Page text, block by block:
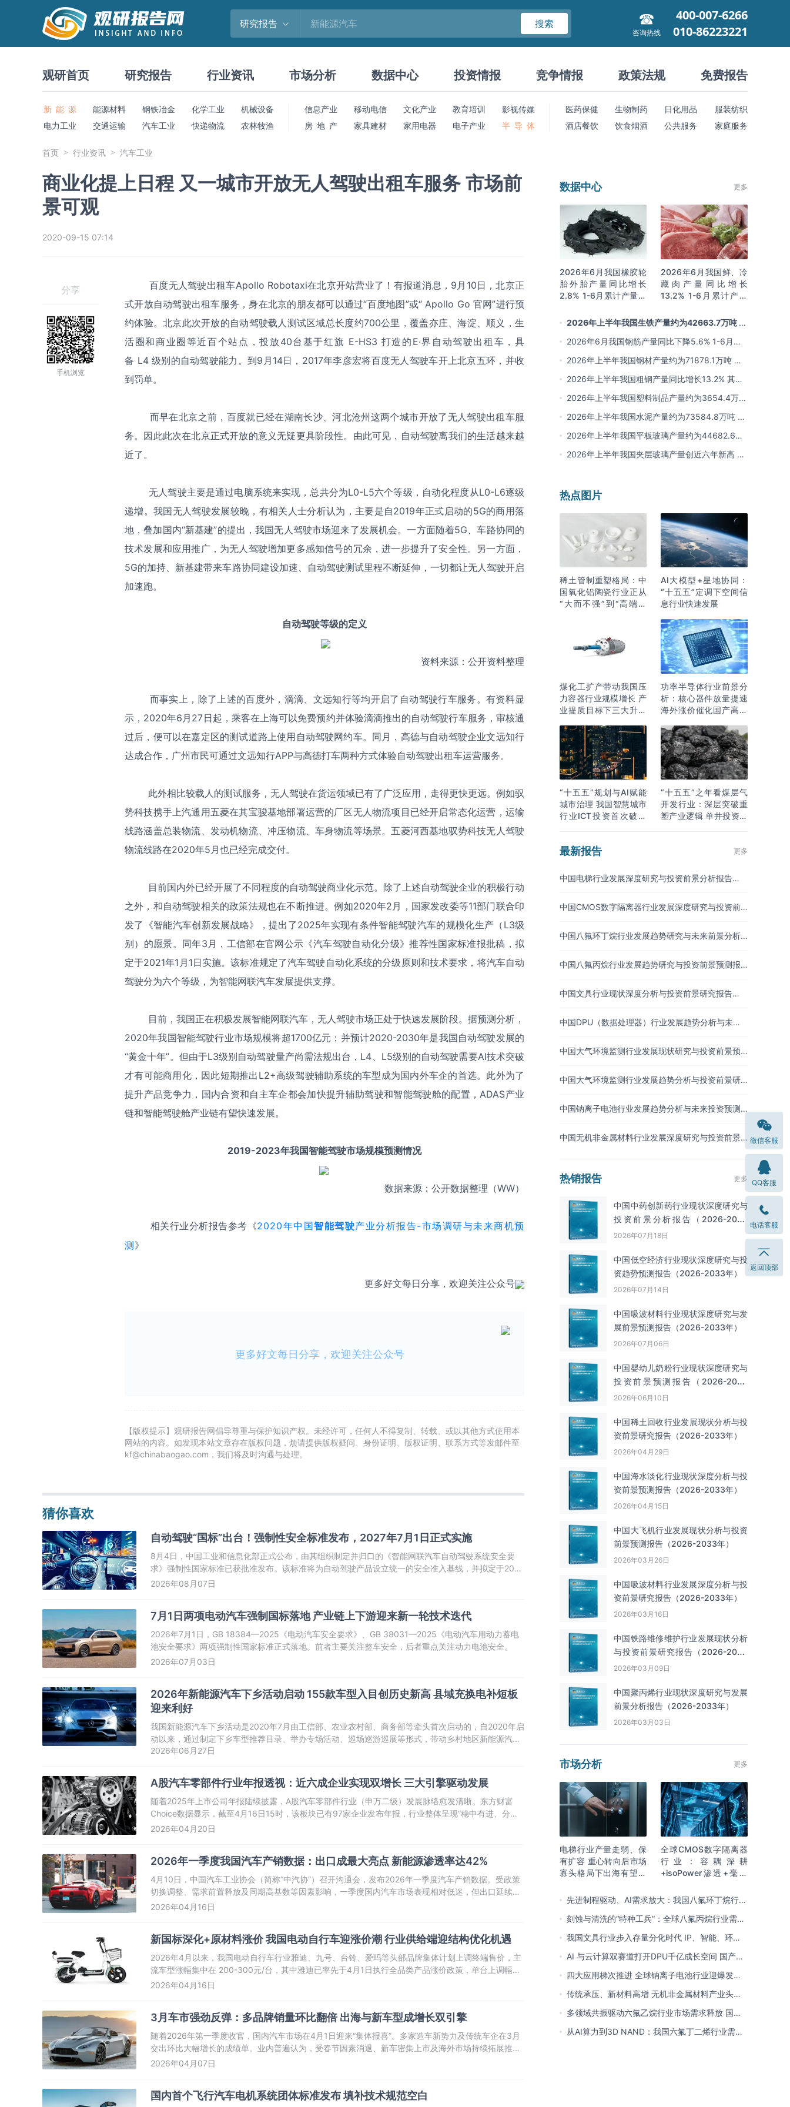
研究报告 搜索
咨询热线
400-007-6266
010-86223221
观研首页 研究报告 行业资讯 市场分析 数据中心 投资情报 竞争情报 政策法规 免费报告
新 能 源 能源材料 钢铁冶金 化学工业
机械设备
电力工业
交通运输 汽车工业 快递物流 农林牧渔
信息产业 移动电信 文化产业 教育培训
影视传媒
房 地 产
家具建材 家用电器 电子产业 半 导 体
医药保健 生物制药 日化用品
服装纺织
酒店餐饮
饮食烟酒 公共服务 家庭服务
首页 行业资讯 汽车工业
商业化提上日程 又一城市开放无人驾驶出租车服务 市场前
景可观
2020-09-15 07:14
分享
手机浏览
百度无人驾驶出租车Apollo Robotaxi在北京开站营业了！有报道消息，9月10日，北京正
式开放自动驾驶出租车服务，身在北京的朋友都可以通过“百度地图”或“ Apollo Go 官网”进行预
约体验。北京此次开放的自动驾驶载人测试区域总长度约700公里，覆盖亦庄、海淀、顺义，生
活圈和商业圈等近百个站点，投放40台基于红旗 E-HS3 打造的E·界自动驾驶出租车，具
备 L4 级别的自动驾驶能力。到9月14日，2017年李彦宏将百度无人驾驶车开上北京五环，并收
到罚单。
而早在北京之前，百度就已经在湖南长沙、河北沧州这两个城市开放了无人驾驶出租车服
务。因此此次在北京正式开放的意义无疑更具阶段性。由此可见，自动驾驶离我们的生活越来越
近了。
无人驾驶主要是通过电脑系统来实现，总共分为L0-L5六个等级，自动化程度从L0-L6逐级
递增。我国无人驾驶发展较晚，有相关人士分析认为，主要是自2019年正式启动的5G的商用落
地，叠加国内“新基建”的提出，我国无人驾驶市场迎来了发展机会。一方面随着5G、车路协同的
技术发展和应用推广，为无人驾驶增加更多感知信号的冗余，进一步提升了安全性。另一方面，
5G的加持、新基建带来车路协同建设加速、自动驾驶测试里程不断延伸，一切都让无人驾驶开启
加速跑。
自动驾驶等级的定义
资料来源：公开资料整理
而事实上，除了上述的百度外，滴滴、文远知行等均开启了自动驾驶行车服务。有资料显
示，2020年6月27日起，乘客在上海可以免费预约并体验滴滴推出的自动驾驶行车服务，审核通
过后，便可以在嘉定区的测试道路上使用自动驾驶网约车。同月，高德与自动驾驶企业文远知行
达成合作，广州市民可通过文远知行APP与高德打车两种方式体验自动驾驶出租车运营服务。
此外相比较载人的测试服务，无人驾驶在货运领域已有了广泛应用，走得更快更远。例如驭
势科技携手上汽通用五菱在其宝骏基地部署运营的厂区无人物流项目已经开启常态化运营，运输
线路涵盖总装物流、发动机物流、冲压物流、车身物流等场景。五菱河西基地驭势科技无人驾驶
物流线路在2020年5月也已经完成交付。
目前国内外已经开展了不同程度的自动驾驶商业化示范。除了上述自动驾驶企业的积极行动
之外，和自动驾驶相关的政策法规也在不断推进。例如2020年2月，国家发改委等11部门联合印
发了《智能汽车创新发展战略》，提出了2025年实现有条件智能驾驶汽车的规模化生产（L3级
别）的愿景。同年3月，工信部在官网公示《汽车驾驶自动化分级》推荐性国家标准报批稿，拟
定于2021年1月1日实施。该标准规定了汽车驾驶自动化系统的分级原则和技术要求，将汽车自动
驾驶分为六个等级，为智能网联汽车发展提供支撑。
目前，我国正在积极发展智能网联汽车，无人驾驶市场正处于快速发展阶段。据预测分析，
2020年我国智能驾驶行业市场规模将超1700亿元；并预计2020-2030年是我国自动驾驶发展的
“黄金十年”。但由于L3级别自动驾驶量产尚需法规出台，L4、L5级别的自动驾驶需要AI技术突破
才有可能商用化，因此短期推出L2+高级驾驶辅助系统的车型成为国内外车企的首选。此外为了
提升产品竞争力，国内合资和自主车企都会加快提升辅助驾驶和智能驾驶舱的配置，ADAS产业
链和智能驾驶舱产业链有望快速发展。
2019-2023年我国智能驾驶市场规模预测情况
数据来源：公开数据整理（WW）
相关行业分析报告参考《2020年中国智能驾驶产业分析报告-市场调研与未来商机预
测 》
更多好文每日分享，欢迎关注公众号
更多好文每日分享，欢迎关注公众号
【版权提示】观研报告网倡导尊重与保护知识产权。未经许可，任何人不得复制、转载、或以其他方式使用本
网站的内容。如发现本站文章存在版权问题，烦请提供版权疑问、身份证明、版权证明、联系方式等发邮件至
kf@chinabaogao.com，我们将及时沟通与处理。
猜你喜欢
自动驾驶“国标”出台！强制性安全标准发布，2027年7月1日正式实施
8月4日，中国工业和信息化部正式公布，由其组织制定并归口的《智能网联汽车自动驾驶系统安全要
求》强制性国家标准已获批准发布。该标准将为自动驾驶产品设立统一的安全准入基线，并拟定于2027
年7月1日起正式实施。
2026年08月07日
7月1日两项电动汽车强制国标落地 产业链上下游迎来新一轮技术迭代
2026年7月1日，GB 18384—2025《电动汽车安全要求》、GB 38031—2025《电动汽车用动力蓄电
池安全要求》两项强制性国家标准正式落地。前者主要关注整车安全，后者重点关注动力电池安全。
2026年07月03日
2026年新能源汽车下乡活动启动 155款车型入目创历史新高 县域充换电补短板
迎来利好
我国新能源汽车下乡活动是2020年7月由工信部、农业农村部、商务部等牵头首次启动的，自2020年启
动以来，通过制定下乡车型推荐目录、举办专场活动、巡场巡游巡展等形式，带动乡村地区新能源汽车
销售以及配套服务体系建设，持续提升乡村居民选车、购车、用车的便利性。同时，下乡活动同汽车以
2026年06月27日
A股汽车零部件行业年报透视：近六成企业实现双增长 三大引擎驱动发展
随着2025年上市公司年报陆续披露，A股汽车零部件行业（申万二级）发展脉络愈发清晰。东方财富
Choice数据显示，截至4月16日15时，该板块已有97家企业发布年报，行业整体呈现“稳中有进、分化
加剧”的特征。
2026年04月20日
2026年一季度我国汽车产销数据：出口成最大亮点 新能源渗透率达42%
4月10日，中国汽车工业协会（简称“中汽协”）召开沟通会，发布2026年一季度汽车产销数据。受政策
切换调整、需求前置释放及同期高基数等因素影响，一季度国内汽车市场表现相对低迷，但出口延续高
速增长态势，成为行业最大亮点。
2026年04月16日
新国标深化+原材料涨价 我国电动自行车迎涨价潮 行业供给端迎结构优化机遇
2026年4月以来，我国电动自行车行业雅迪、九号、台铃、爱玛等头部品牌集体计划上调终端售价，主
流车型涨幅集中在 200-300元/台，其中雅迪已率先于4月1日执行全品类产品涨价政策，单台上调幅度
300元以上。
2026年04月16日
3月车市强劲反弹：多品牌销量环比翻倍 出海与新车型成增长双引擎
随着2026年第一季度收官，国内汽车市场在4月1日迎来“集体报喜”。多家造车新势力及传统车企在3月
交出环比大幅增长的成绩单。业内普遍认为，受春节因素消退、新车密集上市及海外市场持续拓展推
动，国产汽车品牌已基本走出2025年底购置税政策调整带来的短期影响，市场释放出强劲“回暖”信号。
2026年04月07日
国内首个飞行汽车电机系统团体标准发布 填补技术规范空白
数据中心 更多
2026年6月我国橡胶轮
胎外胎产量同比增长
2.8% 1-6月累计产量同
2026年6月我国鲜、冷
藏肉产量同比增长
13.2% 1-6月累计产量
2026年上半年我国生铁产量约为42663.7万吨 同
比下降2.8% 其中河北产量占比22.7%排名第一
2026年6月我国钢筋产量同比下降5.6% 1-6月累
计产量同比下降10.7%
2026年上半年我国钢材产量约为71878.1万吨 同
比下降0.9% 其中河北以超亿吨产量排名第一
2026年上半年我国粗钢产量同比增长13.2% 其中
河北产量占比21.5%位居首位
2026年上半年我国塑料制品产量约为3654.4万吨
其中江苏、浙江产量分别占比18.9%、16.0%
2026年上半年我国水泥产量约为73584.8万吨 同
比下降8% 其中广东、浙江和安徽分别排名前三
2026年上半年我国平板玻璃产量约为44682.6万
重量箱 同比下降5.7% 其中河北产量最多 占比
2026年上半年我国夹层玻璃产量创近六年新高 约
热点图片
稀土管制重塑格局：中
国氧化铝陶瓷行业正从
“大而不强”到“高端突
AI大模型+星地协同：
“十五五”定调下空间信
息行业快速发展
煤化工扩产带动我国压
力容器行业规模增长 产
业提质目标下三大升级
功率半导体行业前景分
析：核心器件放量提速
海外涨价催化国产高端
“十五五”规划与AI赋能
城市治理 我国智慧城市
行业ICT投资首次破万
“十五五”之年看煤层气
开发行业：深层突破重
塑产业逻辑 单井投资成
最新报告 更多
中国电梯行业发展深度研究与投资前景分析报告
中国CMOS数字隔离器行业发展深度研究与投资前
中国八氟环丁烷行业发展趋势研究与未来前景分析
中国八氟丙烷行业发展趋势研究与投资前景预测报
中国文具行业现状深度分析与投资前景研究报告
中国DPU（数据处理器）行业发展趋势分析与未来
中国大气环境监测行业发展现状研究与投资前景预
中国大气环境监测行业发展趋势分析与投资前景研
中国钠离子电池行业发展趋势分析与未来投资预测
中国无机非金属材料行业发展深度研究与投资前景
热销报告 更多
中国中药创新药行业现状深度研究与
投资前景分析报告（2026-2033
年）
2026年07月18日
中国低空经济行业现状深度研究与投
资趋势预测报告（2026-2033年）
2026年07月14日
中国吸波材料‌‌‌行业现状深度研究与发
展前景预测报告（2026-2033年）
2026年07月06日
中国婴幼儿奶粉行业现状深度研究与
投资前景预测报告（2026-2033
年）
2026年06月10日
中国‌‌稀土回收‌‌行业发展现状分析与投
资前景研究报告（2026-2033年）
2026年04月29日
中国海水淡化行业现状深度分析与投
资前景预测报告（2026-2033年）
2026年04月15日
中国大飞机行业发展现状分析与投资
前景预测报告（2026-2033年）
2026年03月26日
中国吸波材料行业发展深度分析与投
资前景研究报告（2026-2033年）
2026年03月16日
中国铁路维修维护行业发展现状分析
与投资前景研究报告（2026-2033
年）
2026年03月09日
中国聚丙烯行业现状深度研究与发展
前景分析报告（2026-2033年）
2026年03月03日
市场分析 更多
电梯行业产量走弱、保
有扩容 重心转向后市场
寡头格局下出海有望持
全球CMOS数字隔离器
行业：容耦深耕
+isoPower渗透+毫米
球引领迈进
先进制程驱动、AI需求放大：我国八氟环丁烷行业
需求爆发与国产替代进程
刻蚀与清洗的“特种工兵”：全球八氟丙烷行业需求
释放 国产初露锋芒
我国文具行业步入存量分化时代 IP、智能、环保
成企业构建核心竞争力关键
AI 与云计算双赛道打开DPU千亿成长空间 国产厂
商突破技术壁垒迎替代窗口期
四大应用梯次推进 全球钠离子电池行业迎爆发窗
口 中国全链规模化落地领跑商业化
传统承压、新材料高增 无机非金属材料产业头部
向一体化延伸 低碳高能创新转型提速
多领域共振驱动六氟乙烷行业市场需求释放 国产
替代已基本完成
从AI算力到3D NAND：我国六氟丁二烯行业需求
微信客服
QQ客服
电话客服
返回顶部